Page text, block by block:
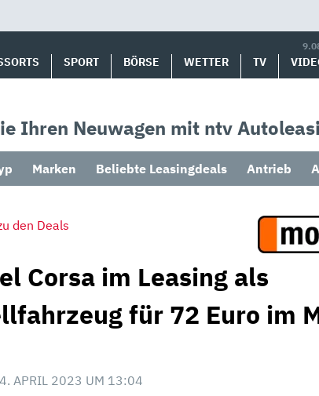
SPORT BÖRSE WETTER TV
Ihren Neuwagen mit ntv
Marken Beliebte Leasingdeals Antrieb
den Deals
Corsa im Leasing als
für 72 Euro im
APRIL 2023 UM 13:04